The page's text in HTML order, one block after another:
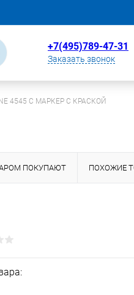
+7(495)789-47-31
Заказать звонок
4545 C МАРКЕР С КРАСКОЙ
ПОКУПАЮТ ПОХОЖИЕ